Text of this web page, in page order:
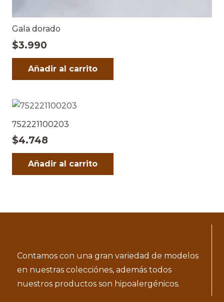
Gala dorado
$3.990
Añadir al carrito
752221100203
$4.748
Añadir al carrito
Contamos con una gran variedad de modelos
en nuestras colecciónes, además todos
nuestros productos son hipoalergénicos.